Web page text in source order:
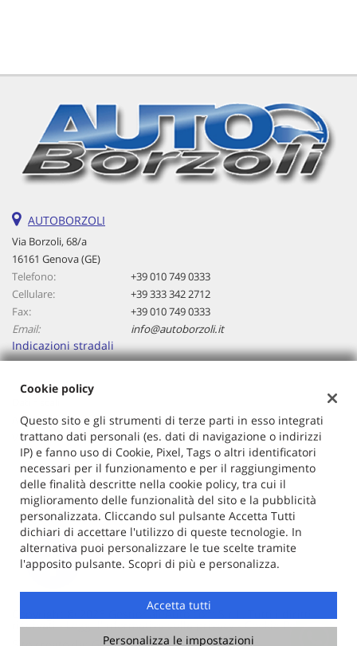
AUTOBORZOLI
Via Borzoli, 68/a
16161 Genova (GE)
Telefono:
+39 010 749 0333
Cellulare:
+39 333 342 2712
Fax:
+39 010 749 0333
Email:
info@autoborzoli.it
Indicazioni stradali
Autoborzoli Di Cavallaro Antonino
Via Borzoli, 68/a, Genova (GE)
C.F/P.IVA:01153970106
Registro delle imprese:GE
Copyright © 2026 GestionaleAuto.com S.r.l., Tutti i diritti
riservati -Leggi l'informativa sulla privacy-Cookie Policy
Cookie policy
Questo sito e gli strumenti di terze parti in esso integrati
trattano dati personali (es. dati di navigazione o indirizzi
IP) e fanno uso di Cookie, Pixel, Tags o altri identificatori
necessari per il funzionamento e per il raggiungimento
delle finalità descritte nella cookie policy, tra cui il
miglioramento delle funzionalità del sito e la pubblicità
personalizzata. Cliccando sul pulsante Accetta Tutti
dichiari di accettare l'utilizzo di queste tecnologie. In
alternativa puoi personalizzare le tue scelte tramite
l'apposito pulsante. Scopri di più e personalizza.
Accetta tutti
Personalizza le impostazioni
Cookie analitici
Cookie di marketing
Leggi
cookie
policy
Salva
le
impostazioni